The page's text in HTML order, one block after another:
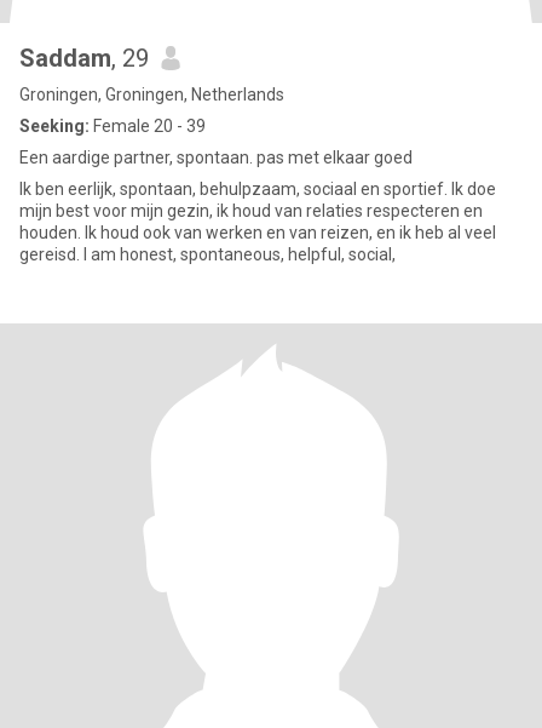
Saddam, 29
Groningen, Groningen, Netherlands
Seeking: Female 20 - 39
Een aardige partner, spontaan. pas met elkaar goed
Ik ben eerlijk, spontaan, behulpzaam, sociaal en sportief. Ik doe
mijn best voor mijn gezin, ik houd van relaties respecteren en
houden. Ik houd ook van werken en van reizen, en ik heb al veel
gereisd. I am honest, spontaneous, helpful, social,